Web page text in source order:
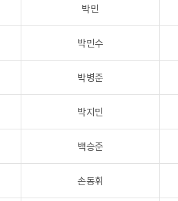
박민
박민수
박병준
박지민
백승준
손동휘